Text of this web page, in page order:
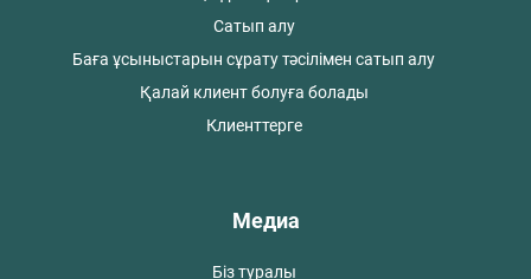
Сатып алу
Баға ұсыныстарын сұрату тәсілімен сатып алу
Қалай клиент болуға болады
Клиенттерге
Медиа
Біз туралы